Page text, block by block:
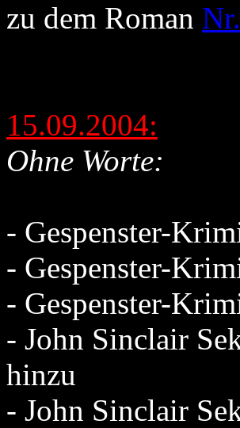
zu dem Roman
15.09.2004:
Ohne Worte:
- Gespenster-
- Gespenster-
- Gespenster-
- John Sinclair
hinzu
- John Sinclair